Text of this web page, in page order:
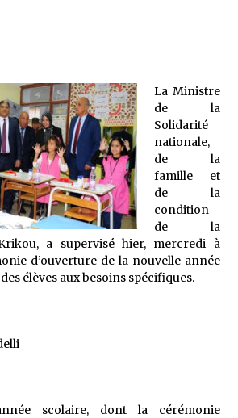
ans ago
vieillard (Un récit du Sud
ans ago
nocturne dans le désert (Un conte
ans ago
conte targui/ Quand la tête est vide
La Ministre
de la
Solidarité
nationale,
de la
famille et
de la
condition
de la
a supervisé hier, mercredi à
d’ouverture de la nouvelle année
élèves aux besoins spécifiques.
scolaire, dont la cérémonie